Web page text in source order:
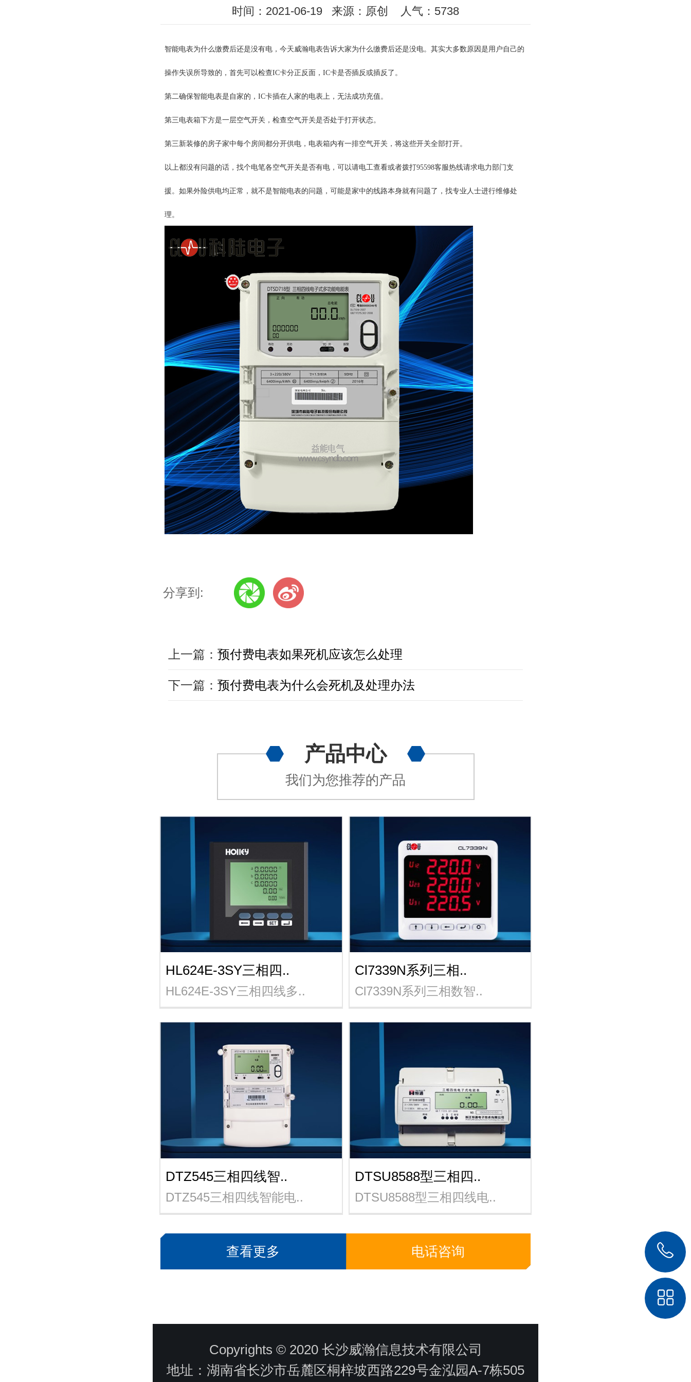
时间：2021-06-19 来源：原创 人气：5738
智能电表为什么缴费后还是没有电，今天威瀚电表告诉大家为什么缴费后还是没电。其实大多数原因是用户自己的
操作失误所导致的，首先可以检查IC卡分正反面，IC卡是否插反或插反了。
第二确保智能电表是自家的，IC卡插在人家的电表上，无法成功充值。
第三电表箱下方是一层空气开关，检查空气开关是否处于打开状态。
第三新装修的房子家中每个房间都分开供电，电表箱内有一排空气开关，将这些开关全部打开。
以上都没有问题的话，找个电笔各空气开关是否有电，可以请电工查看或者拨打95598客服热线请求电力部门支
援。 如果外险供电均正常，就不是智能电表的问题，可能是家中的线路本身就有问题了，找专业人士进行维修处
理。
分享到:
上一篇： 预付费电表如果死机应该怎么处理
下一篇： 预付费电表为什么会死机及处理办法
产品中心
我们为您推荐的产品
HL624E-3SY三相四..
HL624E-3SY三相四线多..
Cl7339N系列三相..
Cl7339N系列三相数智..
DTZ545三相四线智..
DTZ545三相四线智能电..
DTSU8588型三相四..
DTSU8588型三相四线电..
查看更多 电话咨询
Copyrights © 2020 长沙威瀚信息技术有限公司
地址：湖南省长沙市岳麓区桐梓坡西路229号金泓园A-7栋505